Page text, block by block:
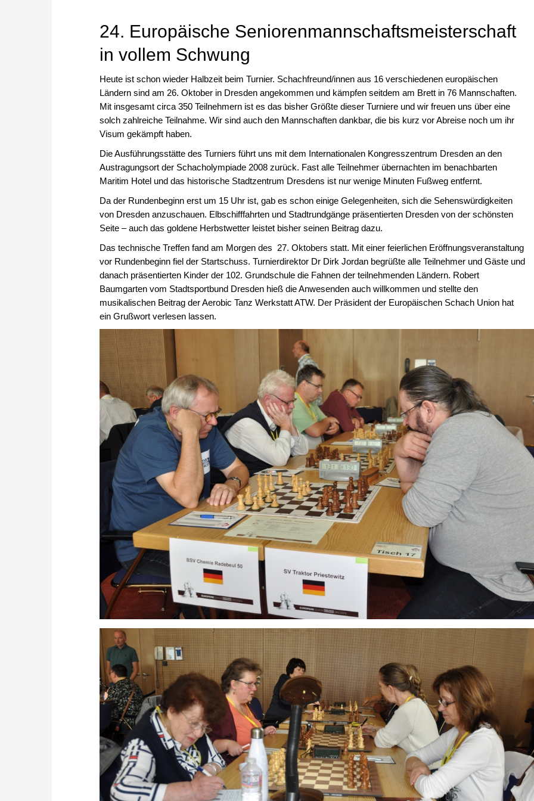
24. Europäische Seniorenmannschaftsmeisterschaft
in vollem Schwung
Heute ist schon wieder Halbzeit beim Turnier. Schachfreund/innen aus 16 verschiedenen europäischen
Ländern sind am 26. Oktober in Dresden angekommen und kämpfen seitdem am Brett in 76 Mannschaften.
Mit insgesamt circa 350 Teilnehmern ist es das bisher Größte dieser Turniere und wir freuen uns über eine
solch zahlreiche Teilnahme. Wir sind auch den Mannschaften dankbar, die bis kurz vor Abreise noch um ihr
Visum gekämpft haben.
Die Ausführungsstätte des Turniers führt uns mit dem Internationalen Kongresszentrum Dresden an den
Austragungsort der Schacholympiade 2008 zurück. Fast alle Teilnehmer übernachten im benachbarten
Maritim Hotel und das historische Stadtzentrum Dresdens ist nur wenige Minuten Fußweg entfernt.
Da der Rundenbeginn erst um 15 Uhr ist, gab es schon einige Gelegenheiten, sich die Sehenswürdigkeiten
von Dresden anzuschauen. Elbschifffahrten und Stadtrundgänge präsentierten Dresden von der schönsten
Seite – auch das goldene Herbstwetter leistet bisher seinen Beitrag dazu.
Das technische Treffen fand am Morgen des 27. Oktobers statt. Mit einer feierlichen Eröffnungsveranstaltung
vor Rundenbeginn fiel der Startschuss. Turnierdirektor Dr Dirk Jordan begrüßte alle Teilnehmer und Gäste und
danach präsentierten Kinder der 102. Grundschule die Fahnen der teilnehmenden Ländern. Robert
Baumgarten vom Stadtsportbund Dresden hieß die Anwesenden auch willkommen und stellte den
musikalischen Beitrag der Aerobic Tanz Werkstatt ATW. Der Präsident der Europäischen Schach Union hat
ein Grußwort verlesen lassen.